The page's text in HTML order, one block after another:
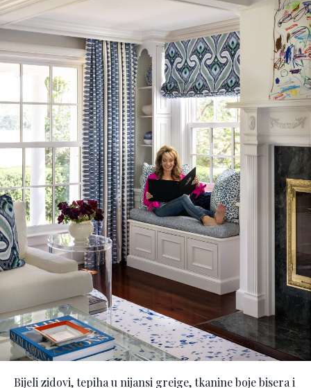
Bijeli zidovi, tepiha u nijansi greige, tkanine boje bisera i